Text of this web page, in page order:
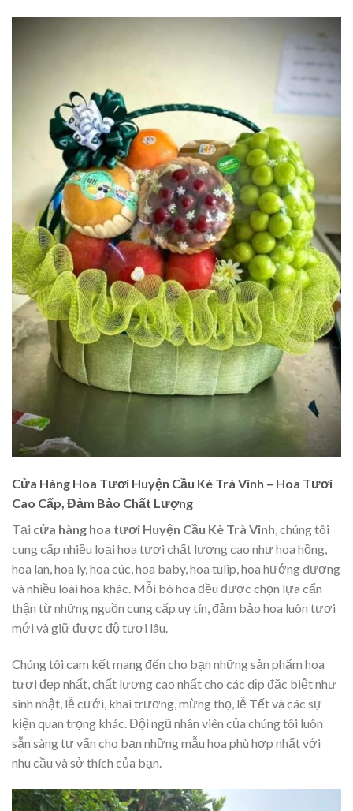
Cửa Hàng Hoa Tươi Huyện Cầu Kè Trà Vinh – Hoa Tươi
Cao Cấp, Đảm Bảo Chất Lượng
Tại cửa hàng hoa tươi Huyện Cầu Kè Trà Vinh, chúng tôi
cung cấp nhiều loại hoa tươi chất lượng cao như hoa hồng,
hoa lan, hoa ly, hoa cúc, hoa baby, hoa tulip, hoa hướng dương
và nhiều loài hoa khác. Mỗi bó hoa đều được chọn lựa cẩn
thận từ những nguồn cung cấp uy tín, đảm bảo hoa luôn tươi
mới và giữ được độ tươi lâu.
Chúng tôi cam kết mang đến cho bạn những sản phẩm hoa
tươi đẹp nhất, chất lượng cao nhất cho các dịp đặc biệt như
sinh nhật, lễ cưới, khai trương, mừng thọ, lễ Tết và các sự
kiện quan trọng khác. Đội ngũ nhân viên của chúng tôi luôn
sẵn sàng tư vấn cho bạn những mẫu hoa phù hợp nhất với
nhu cầu và sở thích của bạn.